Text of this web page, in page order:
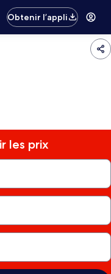
Obtenir l’appli
les prix